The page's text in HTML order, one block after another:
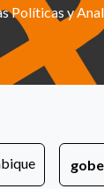
Políticas y